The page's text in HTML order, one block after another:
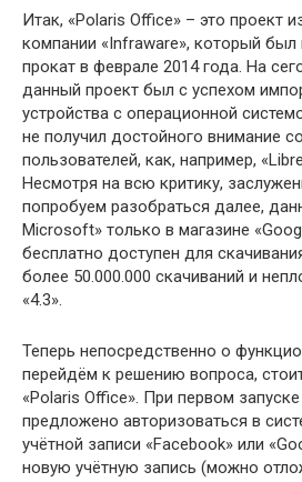
Итак, «Polaris Office» – это проект
компании «Infraware», который
прокат в феврале 2014 года. На
данный проект был с успехом
устройства с операционной
не получил достойного внимание
пользователей, как, например,
Несмотря на всю критику,
попробуем разобраться далее,
Microsoft» только в магазине
бесплатно доступен для
более 50.000.000 скачиваний и
«4.3».
Теперь непосредственно о
перейдём к решению вопроса,
«Polaris Office». При первом
предложено авторизоваться в
учётной записи «Facebook» или
новую учётную запись (можно